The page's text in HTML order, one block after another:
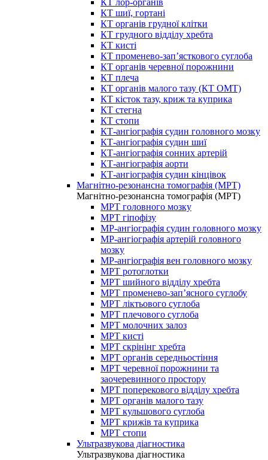
КТ лор-органів
КТ шиї, гортані
КТ органів грудної клітки
КТ грудного відділу хребта
КТ кисті
КТ променево-зап’ясткового суглоба
КТ органів черевної порожнини
КТ плеча
КТ органів малого тазу (КТ ОМТ)
КТ кісток тазу, криж та куприка
КТ стегна
КТ стопи
КТ-ангіографія судин головного мозку
КТ-ангіографія судин шиї
КТ-ангіографія сонних артерій
КТ-ангіографія аорти
КТ-ангіографія судин кінцівок
Магнітно-резонансна томографія (МРТ)
Магнітно-резонансна томографія (МРТ)
МРТ головного мозку
МРТ гіпофізу
МР-ангіографія судин головного мозку
МР-ангіографія артерій головного
мозку
МР-ангіографія вен головного мозку
МРТ ротоглотки
МРТ шийного відділу хребта
МРТ променево-зап’ясного суглобу
МРТ ліктьового суглоба
МРТ плечового суглоба
МРТ молочних залоз
МРТ кисті
МРТ скрінінг хребта
МРТ органів середньостіння
МРТ черевної порожнини та
заочеревинного простору
МРТ поперекового відділу хребта
МРТ органів малого тазу
МРТ кульшового суглоба
МРТ крижів та куприка
МРТ стопи
Ультразвукова діагностика
Ультразвукова діагностика